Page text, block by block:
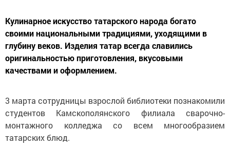
Кулинарное искусство татарского народа богато
своими национальными традициями, уходящими в
глубину веков. Изделия татар всегда славились
оригинальностью приготовления, вкусовыми
качествами и оформлением.
3 марта сотрудницы взрослой библиотеки познакомили
студентов Камскополянского филиала сварочно-
монтажного колледжа со всем многообразием
татарских блюд.